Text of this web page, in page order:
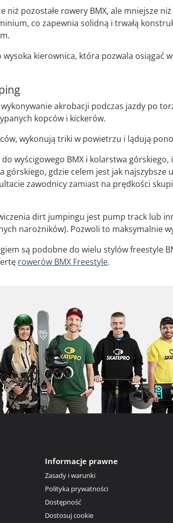
niż pozostałe rowery BMX, ale mniejsze
co zapewnia solidną i trwałą
kierownica, która pozwala osiągać
akrobacji podczas jazdy po
kopców i kickerów.
wykonują triki w powietrzu i lądują
wyścigowego BMX i kolarstwa
górskiego, gdzie celem jest jak
zawodnicy zamiast na prędkości
dirt jumpingu jest pump track lub
narożników). Pozwoli to maksymalnie
są podobne do wielu stylów freestyle
rowerów BMX Freestyle.
Informacje prawne
Zasady i warunki
Polityka prywatności
Dostępność
Dostosuj cookie